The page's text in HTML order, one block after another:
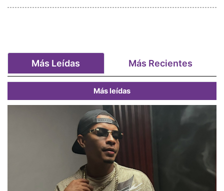
Más Leídas Más Recientes
Más leídas